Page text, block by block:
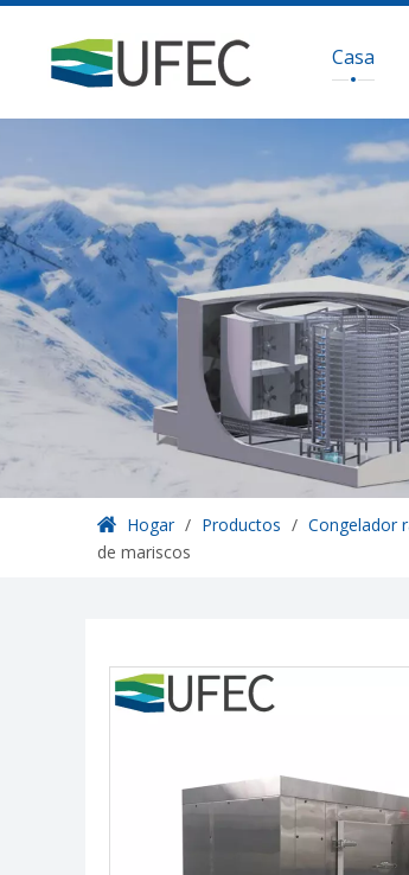
Casa
Hogar / Productos / Congelador
de mariscos